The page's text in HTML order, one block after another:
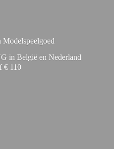
in België en Nederland
€ 110